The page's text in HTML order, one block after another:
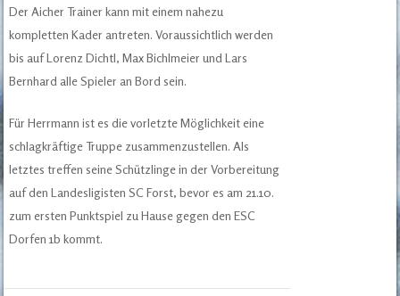
Der Aicher Trainer kann mit einem nahezu
kompletten Kader antreten. Voraussichtlich werden
bis auf Lorenz Dichtl, Max Bichlmeier und Lars
Bernhard alle Spieler an Bord sein.
Für Herrmann ist es die vorletzte Möglichkeit eine
schlagkräftige Truppe zusammenzustellen. Als
letztes treffen seine Schützlinge in der Vorbereitung
auf den Landesligisten SC Forst, bevor es am 21.10.
zum ersten Punktspiel zu Hause gegen den ESC
Dorfen 1b kommt.